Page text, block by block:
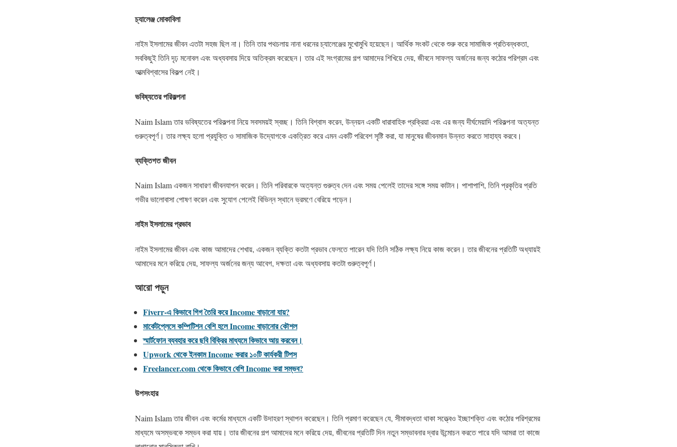
চ্যালেঞ্জ মোকাবিলা
নাইম ইসলামের জীবন এতটা সহজ ছিল না। তিনি তার পথচলায় নানা ধরনের চ্যালেঞ্জের মুখোমুখি হয়েছেন। আর্থিক সংকট থেকে শুরু করে সামাজিক প্রতিবন্ধকতা,
সবকিছুই তিনি দৃঢ় মনোবল এবং অধ্যবসায় দিয়ে অতিক্রম করেছেন। তার এই সংগ্রামের গল্প আমাদের শিখিয়ে দেয়, জীবনে সাফল্য অর্জনের জন্য কঠোর পরিশ্রম এবং
আত্মবিশ্বাসের বিকল্প নেই।
ভবিষ্যতের পরিকল্পনা
Naim Islam তার ভবিষ্যতের পরিকল্পনা নিয়ে সবসময়ই স্বচ্ছ। তিনি বিশ্বাস করেন, উন্নয়ন একটি ধারাবাহিক প্রক্রিয়া এবং এর জন্য দীর্ঘমেয়াদি পরিকল্পনা অত্যন্ত
গুরুত্বপূর্ণ। তার লক্ষ্য হলো প্রযুক্তি ও সামাজিক উদ্যোগকে একত্রিত করে এমন একটি পরিবেশ সৃষ্টি করা, যা মানুষের জীবনমান উন্নত করতে সাহায্য করবে।
ব্যক্তিগত জীবন
Naim Islam একজন সাধারণ জীবনযাপন করেন। তিনি পরিবারকে অত্যন্ত গুরুত্ব দেন এবং সময় পেলেই তাদের সঙ্গে সময় কাটান। পাশাপাশি, তিনি প্রকৃতির প্রতি
গভীর ভালোবাসা পোষণ করেন এবং সুযোগ পেলেই বিভিন্ন স্থানে ভ্রমণে বেরিয়ে পড়েন।
নাইম ইসলামের প্রভাব
নাইম ইসলামের জীবন এবং কাজ আমাদের শেখায়, একজন ব্যক্তি কতটা প্রভাব ফেলতে পারেন যদি তিনি সঠিক লক্ষ্য নিয়ে কাজ করেন। তার জীবনের প্রতিটি অধ্যায়ই
আমাদের মনে করিয়ে দেয়, সাফল্য অর্জনের জন্য আবেগ, দক্ষতা এবং অধ্যবসায় কতটা গুরুত্বপূর্ণ।
আরো পড়ুন
Fiverr-এ কিভাবে গিগ তৈরি করে Income বাড়ানো যায়?
মার্কেটপ্লেসে কম্পিটিশন বেশি হলে Income বাড়ানোর কৌশল
স্মার্টফোন ব্যবহার করে ছবি বিক্রির মাধ্যমে কিভাবে আয় করবেন।
Upwork থেকে ইনকাম Income করার ১০টি কার্যকরী টিপস
Freelancer.com থেকে কিভাবে বেশি Income করা সম্ভব?
উপসংহার
Naim Islam তার জীবন এবং কর্মের মাধ্যমে একটি উদাহরণ স্থাপন করেছেন। তিনি প্রমাণ করেছেন যে, সীমাবদ্ধতা থাকা সত্ত্বেও ইচ্ছাশক্তি এবং কঠোর পরিশ্রমের
মাধ্যমে অসম্ভবকে সম্ভব করা যায়। তার জীবনের গল্প আমাদের মনে করিয়ে দেয়, জীবনের প্রতিটি দিন নতুন সম্ভাবনার দ্বার উন্মোচন করতে পারে যদি আমরা তা কাজে